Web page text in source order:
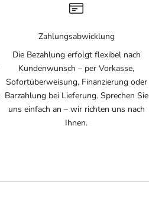
Zahlungsabwicklung
Die Bezahlung erfolgt flexibel nach
Kundenwunsch – per Vorkasse,
Sofortüberweisung, Finanzierung oder
Barzahlung bei Lieferung. Sprechen Sie
uns einfach an – wir richten uns nach
Ihnen.